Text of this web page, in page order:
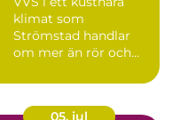
klimat som
Strömstad handlar
om mer än rör och
05. jul